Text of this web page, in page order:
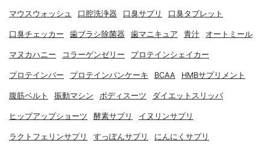
マウスウォッシュ 口腔洗浄器 口臭サプリ 口臭タブレット
口臭チェッカー 歯ブラシ除菌器 歯マニキュア 青汁 オートミール
マヌカハニー コラーゲンゼリー プロテインシェイカー
プロテインバー プロテインパンケーキ BCAA HMBサプリメント
腹筋ベルト 振動マシン ボディスーツ ダイエットスリッパ
ヒップアップショーツ 酵素サプリ イヌリンサプリ
ラクトフェリンサプリ すっぽんサプリ にんにくサプリ